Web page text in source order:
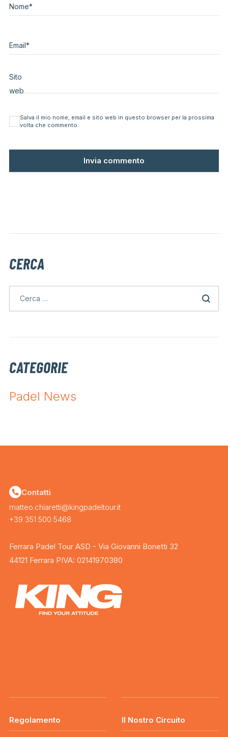
Nome*
Email*
Sito
web
Salva il mio nome, email e sito web in questo browser per la prossima
volta che commento.
CERCA
CATEGORIE
Padel News
Contatti
matteo.chiaretti@kingpadeltour.it
+39 351 500 5468
Ferrara Padel Tour ASD - Via Giovanni Bonetti 32
44121 Ferrara PIVA: 02141970380
Regolamento Il Nostro Circuito